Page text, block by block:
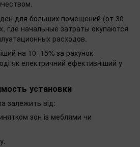
для больших помещений (от 30
где начальные затраты окупаются
расходов.
на 10–15% за рахунок
як електричний ефективніший у
установки
залежить від:
зон із меблями чи